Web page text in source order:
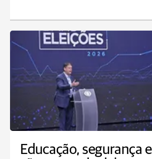
Educação, segurança